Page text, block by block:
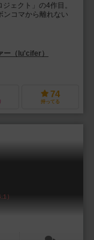
ェクト」の4作目。
ンコマから離れない
ー（lu'cifer）
74
持ってる